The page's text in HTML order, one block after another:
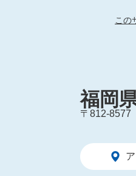
この
福岡
〒812-8577